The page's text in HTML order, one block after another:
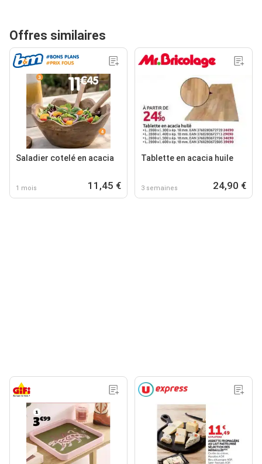
Offres similaires
Saladier cotelé en acacia
1 mois 11,45 €
Tablette en acacia huile
3 semaines 24,90 €